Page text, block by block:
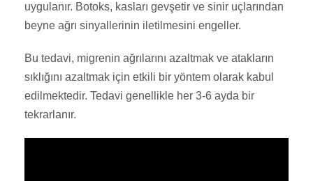
uygulanır. Botoks, kasları gevşetir ve sinir uçlarından
beyne ağrı sinyallerinin iletilmesini engeller.
Bu tedavi, migrenin ağrılarını azaltmak ve atakların
sıklığını azaltmak için etkili bir yöntem olarak kabul
edilmektedir. Tedavi genellikle her 3-6 ayda bir
tekrarlanır.